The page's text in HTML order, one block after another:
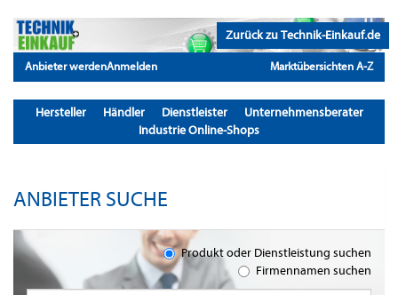
Zurück zu Technik-Einkauf.de
Anbieter werdenAnmelden Marktübersichten A-Z
Hersteller Händler Dienstleister
Unternehmensberater
Industrie Online-Shops
ANBIETER SUCHE
Produkt oder Dienstleistung suchen
Firmennamen suchen